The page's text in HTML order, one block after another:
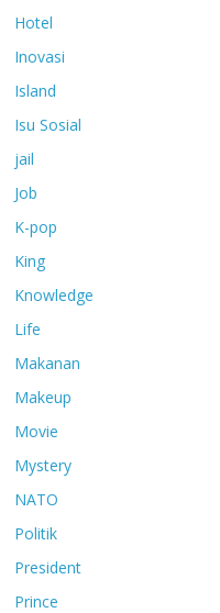
Hotel
Inovasi
Island
Isu Sosial
jail
Job
K-pop
King
Knowledge
Life
Makanan
Makeup
Movie
Mystery
NATO
Politik
President
Prince